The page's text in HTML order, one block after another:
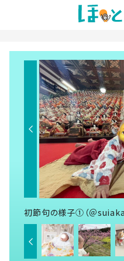
初節句の様子①（＠